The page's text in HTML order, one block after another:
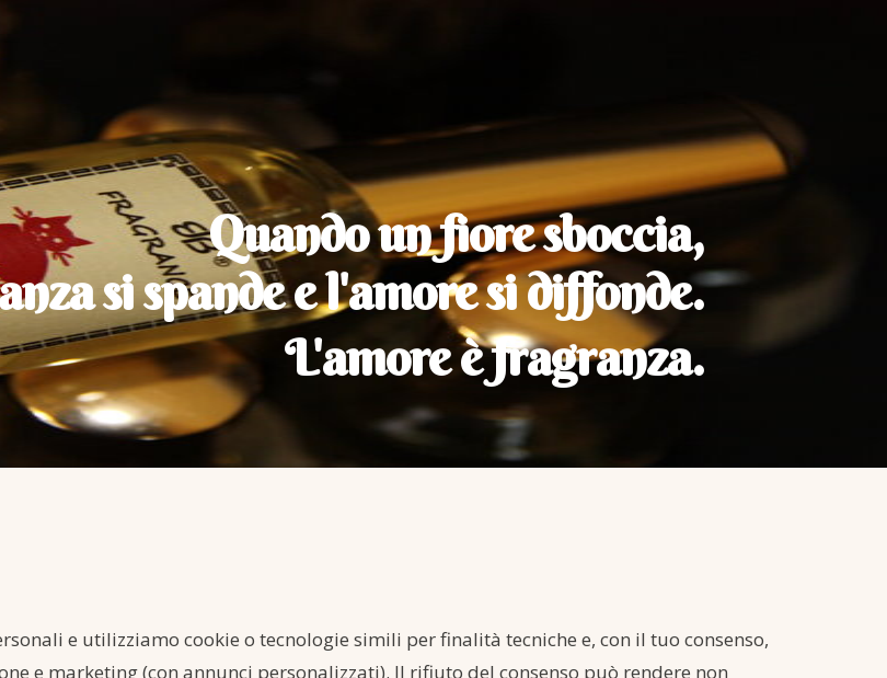
Quando un fiore sboccia,
si spande e l'amore si diffonde.
L'amore è fragranza.
e utilizziamo cookie o tecnologie simili per finalità tecniche e, con il tuo consenso,
e marketing (con annunci personalizzati). Il rifiuto del consenso può rendere non